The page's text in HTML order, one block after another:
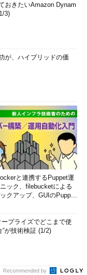
おきたいAmazon Dynam
3)
が、ハイブリッドの価
と連携するPuppet運
ック、filebucketによる
クアップ、GUIのPupp
ープライズでどこまで使
”が技術検証 (1/2)
Recommended by